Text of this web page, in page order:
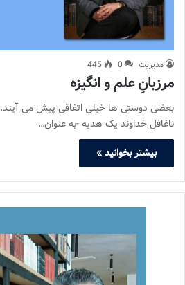
مدیریت 0
445
مرزبانِ علم و انگیزه
بعضی دوستی ها خیلی اتفاقی پیش می آیند.
ناغافل خداوند یک هدیه -به عنوان…
بیشتر بخوانید »